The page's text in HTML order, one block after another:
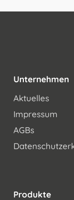
Unternehmen
Aktuelles
Impressum
AGBs
Produkte